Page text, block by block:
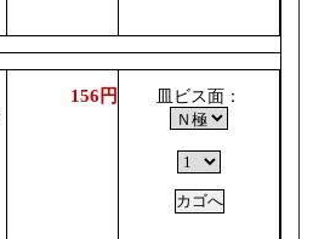
156円 皿ビス面：